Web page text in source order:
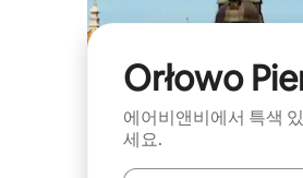
Orłowo
에어비앤비에서 특색
세요.